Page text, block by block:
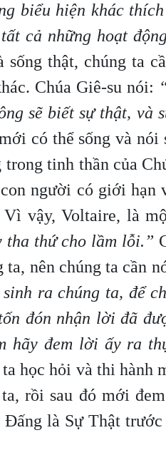
biểu hiện khác
cả những hoạt
sống thật, chúng ta
Chúa Giê-su nói:
sẽ biết sự thật, và
có thể sống và
tinh thần của
người có giới
vậy, Voltaire, là
tha thứ cho lầm lỗi.”
ta, nên chúng ta cần
ra chúng ta, để
đón nhận lời đã
hãy đem lời ấy ra
học hỏi và thi hành
rồi sau đó mới
là Sự Thật